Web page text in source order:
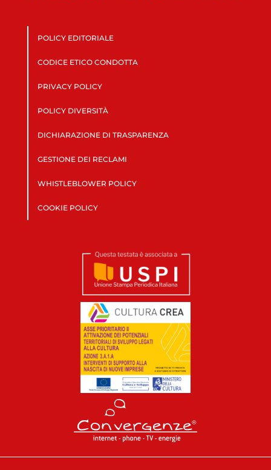
POLICY EDITORIALE
CODICE ETICO CONDOTTA
PRIVACY POLICY
POLICY DIVERSITÀ
DICHIARAZIONE DI TRASPARENZA
GESTIONE DEI RECLAMI
WHISTLEBLOWER POLICY
COOKIE POLICY